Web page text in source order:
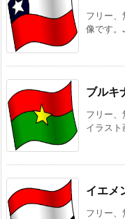
フリー
像です
ブルキ
フリー
イラス
イエメ
フリー、